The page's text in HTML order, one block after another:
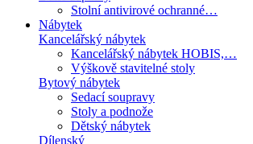
Stolní antivirové ochranné…
Nábytek
Kancelářský nábytek
Kancelářský nábytek HOBIS,…
Výškově stavitelné stoly
Bytový nábytek
Sedací soupravy
Stoly a podnože
Dětský nábytek
Dílenský